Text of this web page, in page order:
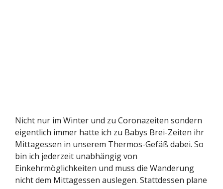
Nicht nur im Winter und zu Coronazeiten sondern
eigentlich immer hatte ich zu Babys Brei-Zeiten ihr
Mittagessen in unserem Thermos-Gefäß dabei. So
bin ich jederzeit unabhängig von
Einkehrmöglichkeiten und muss die Wanderung
nicht dem Mittagessen auslegen. Stattdessen plane